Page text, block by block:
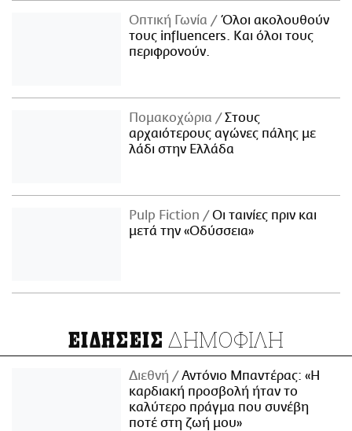
Οπτική Γωνία
Όλοι ακολουθούν
τους influencers. Και όλοι τους
περιφρονούν.
Πομακοχώρια
Στους
αρχαιότερους αγώνες πάλης με
λάδι στην Ελλάδα
Pulp Fiction
Οι ταινίες πριν και
μετά την «Οδύσσεια»
ΕΙΔΗΣΕΙΣ ΔΗΜΟΦΙΛΗ
Διεθνή
Αντόνιο Μπαντέρας: «Η
καρδιακή προσβολή ήταν το
καλύτερο πράγμα που συνέβη
ποτέ στη ζωή μου»